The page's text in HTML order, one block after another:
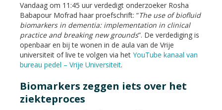
Vandaag om 11:45 uur verdedigt onderzoeker Rosha
Babapour Mofrad haar proefschrift: “The use of biofluid
biomarkers in dementia: implementation in clinical
practice and breaking new grounds”. De verdediging is
openbaar en bij te wonen in de aula van de Vrije
universiteit of live te volgen via het YouTube kanaal van
bureau pedel – Vrije Universiteit.
Biomarkers zeggen iets over het
ziekteproces